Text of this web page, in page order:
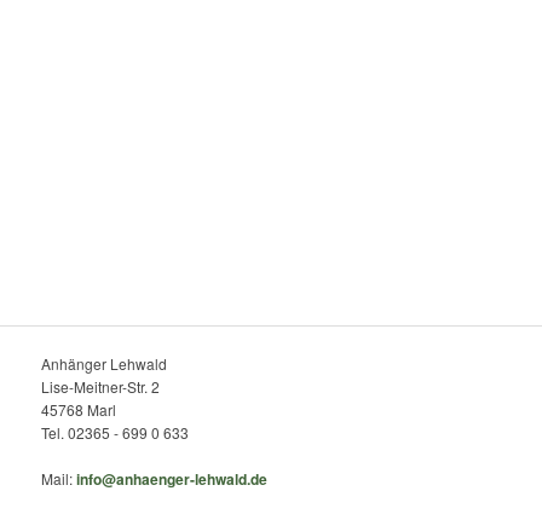
Anhänger Lehwald
Lise-Meitner-Str. 2
45768 Marl
Tel. 02365 - 699 0 633
Mail:info@anhaenger-lehwald.de